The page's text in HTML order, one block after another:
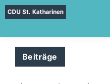
CDU St. Katharinen
Beiträge